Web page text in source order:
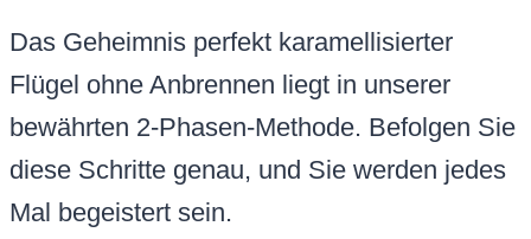
Das Geheimnis perfekt karamellisierter
Flügel ohne Anbrennen liegt in unserer
bewährten 2-Phasen-Methode. Befolgen Sie
diese Schritte genau, und Sie werden jedes
Mal begeistert sein.